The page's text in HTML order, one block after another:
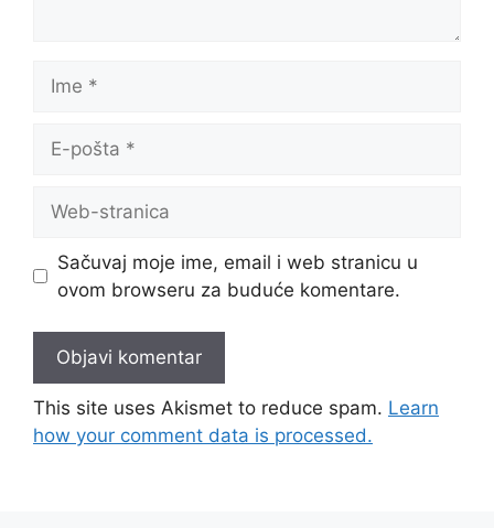
pošta
stranica
Sačuvaj moje ime, email i web stranicu u
ovom browseru za buduće komentare.
This site uses Akismet to reduce spam. Learn
how your comment data is processed.